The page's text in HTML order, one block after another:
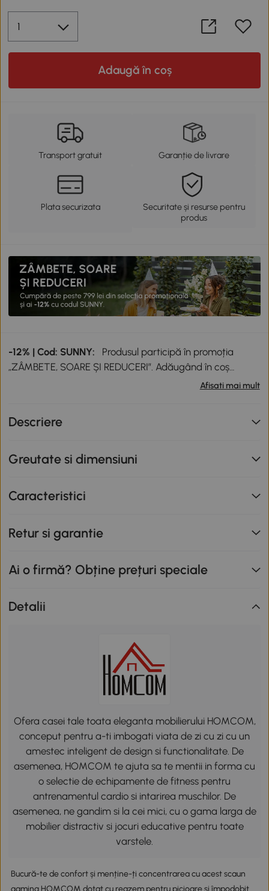
Adaugă în coș
Transport gratuit Garanție de livrare
Plata securizata
Securitate și resurse pentru
produs
-12% | Cod: SUNNY:
Produsul participă în promoția
„ZÂMBETE, SOARE ȘI REDUCERI”. Adăugând în coș
produse participante în valoare totală de peste 799 lei,
valabilă până la data de 12.08.2026.
Afisati mai mult
Descriere
Greutate si dimensiuni
Caracteristici
Retur si garantie
Ai o firmă? Obține prețuri speciale
Detalii
Ofera casei tale toata eleganta mobilierului HOMCOM,
conceput pentru a-ti imbogati viata de zi cu zi cu un
amestec inteligent de design si functionalitate. De
asemenea, HOMCOM te ajuta sa te mentii in forma cu
o selectie de echipamente de fitness pentru
antrenamentul cardio si intarirea muschilor. De
asemenea, ne gandim si la cei mici, cu o gama larga de
mobilier distractiv si jocuri educative pentru toate
varstele.
Bucură-te de confort și menține-ți concentrarea cu acest scaun
gaming HOMCOM dotat cu reazem pentru picioare și împodobit